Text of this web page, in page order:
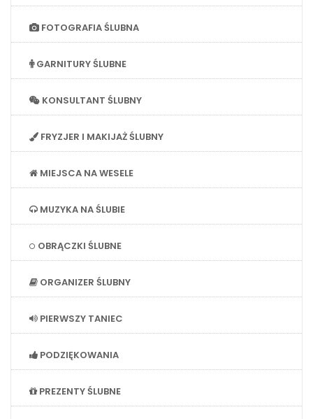
FOTOGRAFIA ŚLUBNA
GARNITURY ŚLUBNE
KONSULTANT ŚLUBNY
FRYZJER I MAKIJAŻ ŚLUBNY
MIEJSCA NA WESELE
MUZYKA NA ŚLUBIE
OBRĄCZKI ŚLUBNE
ORGANIZER ŚLUBNY
PIERWSZY TANIEC
PODZIĘKOWANIA
PREZENTY ŚLUBNE